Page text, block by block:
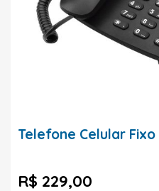
Telefone Celular Fixo
R$ 229,00